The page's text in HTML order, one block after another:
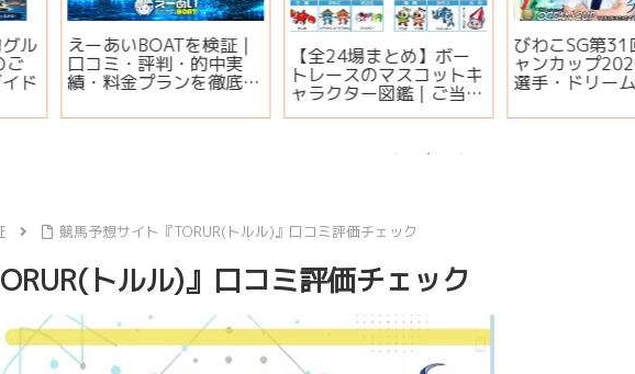
ートレースびわこの水
特徴と予想法｜淡水×
地×波乱を制すコツ
宝くじを買った後はどう
する？高額当選者の保管
場所と金運ジンクス
江戸川GⅢ第35回アサヒ
ビールカップ2026｜出
場選手・注目モーター・
イベント情報まとめ
競馬予想サイト『TORUR(トルル)』口コミ評価チェック
トルル)』口コミ評価チェック